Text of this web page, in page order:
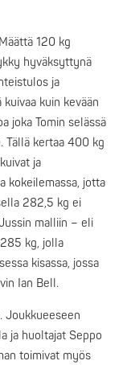
120 kg
hyväksyttynä
ja
kuin kevään
joka Tomin selässä
Tällä kertaa 400 kg
ja
kokeilemassa, jotta
282,5 kg ei
malliin – eli
kg, jolla
kisassa, jossa
Ian Bell.
Joukkueeseen
ja huoltajat Seppo
toimivat myös